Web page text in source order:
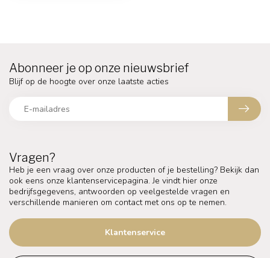
Vragen?
Heb je een vraag over onze producten of je bestelling? Bekijk dan
ook eens onze klantenservicepagina. Je vindt hier onze
bedrijfsgegevens, antwoorden op veelgestelde vragen en
verschillende manieren om contact met ons op te nemen.
Klantenservice
Abonneer je op onze nieuwsbrief
Blijf op de hoogte over onze laatste acties